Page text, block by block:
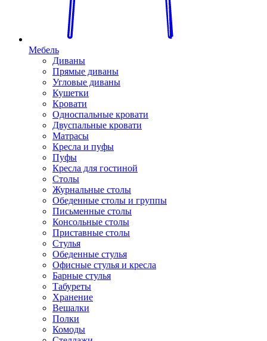
Мебель
Диваны
Прямые диваны
Угловые диваны
Кушетки
Кровати
Односпальные кровати
Двуспальные кровати
Матрасы
Кресла и пуфы
Пуфы
Кресла для гостиной
Столы
Журнальные столы
Обеденные столы и группы
Письменные столы
Консольные столы
Приставные столы
Стулья
Обеденные стулья
Офисные стулья и кресла
Барные стулья
Табуреты
Хранение
Вешалки
Полки
Комоды